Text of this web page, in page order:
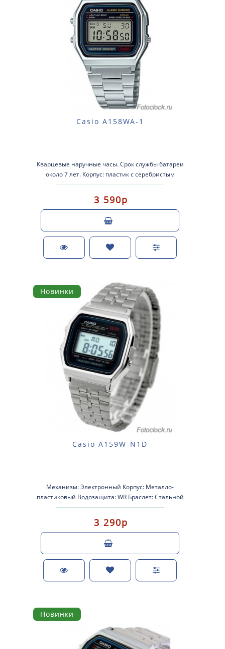
Casio A158WA-1
Кварцевые наручные часы. Срок службы батареи
около 7 лет. Корпус: пластик с серебристым
покрытием. Браслет: нержавеющ..
3 590р
Новинки
Casio A159W-N1D
Механизм: Электронный Корпус: Металло-
пластиковый Водозащита: WR Браслет: Стальной
Стекло: Стеклопластик Календарь: Автом..
3 290р
Новинки